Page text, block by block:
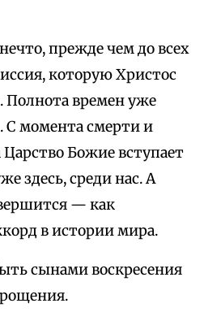
прежде чем до всех
которую Христос
Полнота времен уже
С момента смерти и
Божие вступает
здесь, среди нас. А
— как
в истории мира.
сынами воскресения